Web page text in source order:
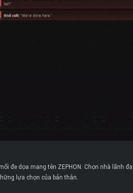
đe dọa mang tên ZEPHON. Chọn nhà lãnh
lựa chọn của bản thân.